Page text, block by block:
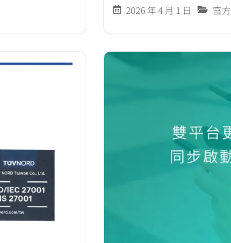
2026 年 4 月 1 日 官